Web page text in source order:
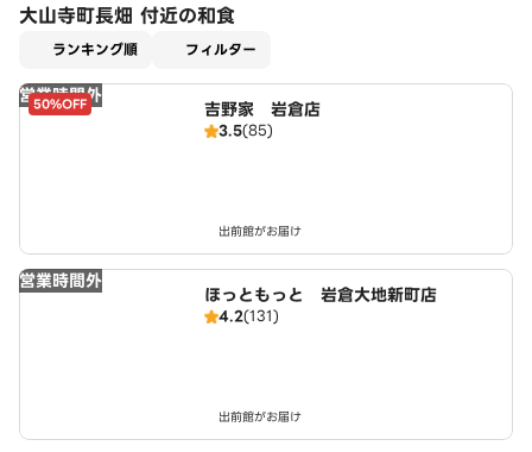
大山寺町長畑 付近の和食
ランキング順 フィルター
営業時間外
50%OFF 吉野家 岩倉店
3.5(85)
出前館がお届け
営業時間外
ほっともっと 岩倉大地新町店
4.2(131)
出前館がお届け